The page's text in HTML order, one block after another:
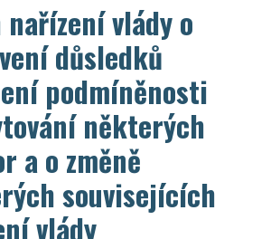
nařízení vlády o
důsledků
podmíněnosti
některých
a o změně
souvisejících
vlády